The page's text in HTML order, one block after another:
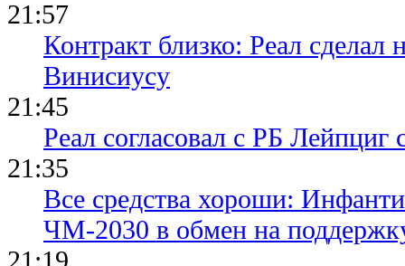
21:57
Контракт близко: Реал сделал
Винисиусу
21:45
Реал согласовал с РБ
21:35
Все средства хороши:
ЧМ-2030 в обмен на